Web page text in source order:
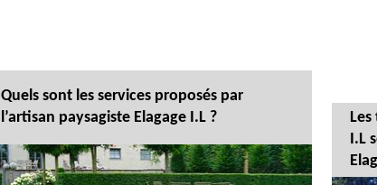
Quels sont les services proposés par
l’artisan paysagiste Elagage I.L ?
I.L